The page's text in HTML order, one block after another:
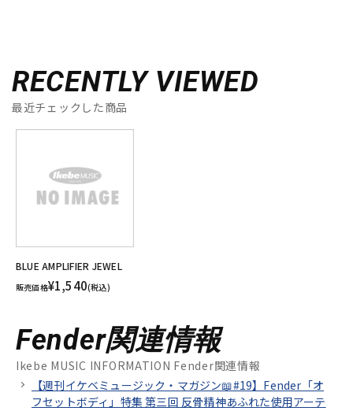
RECENTLY VIEWED
最近チェックした商品
BLUE AMPLIFIER JEWEL
販売価格¥1,540(税込)
Fender関連情報
Ikebe MUSIC INFORMATION Fender関連情報
【週刊イケベミュージック・マガジン📖#19】Fender「オ
フセットボディ」特集 第三回 反骨精神あふれた使用アーテ